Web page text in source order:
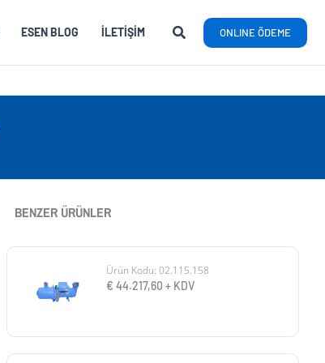
ESEN BLOG İLETIŞIM ONLINE ÖDEME
BENZER ÜRÜNLER
Ürün Kodu: 02.115.158
€ 44.217,60 + KDV